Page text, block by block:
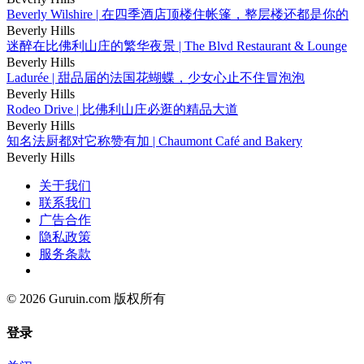
Beverly Wilshire | 在四季酒店顶楼住帐篷，整层楼还都是你的
Beverly Hills
迷醉在比佛利山庄的繁华夜景 | The Blvd Restaurant & Lounge
Beverly Hills
Ladurée | 甜品届的法国花蝴蝶，少女心止不住冒泡泡
Beverly Hills
Rodeo Drive | 比佛利山庄必逛的精品大道
Beverly Hills
知名法厨都对它称赞有加 | Chaumont Café and Bakery
Beverly Hills
关于我们
联系我们
广告合作
隐私政策
服务条款
© 2026 Guruin.com 版权所有
登录